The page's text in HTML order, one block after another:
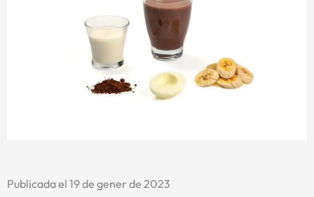
Publicada el 19 de gener de 2023